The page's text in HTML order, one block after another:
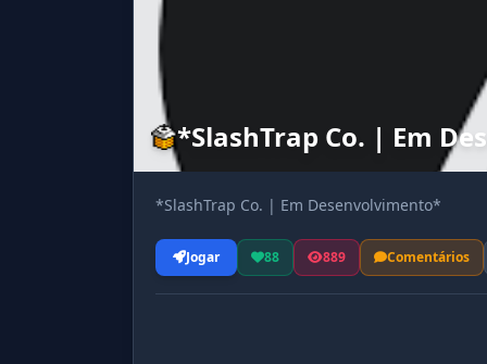
*SlashTrap Co. | Em
*SlashTrap Co. | Em Desenvolvimento*
Jogar 88 889 Comentários